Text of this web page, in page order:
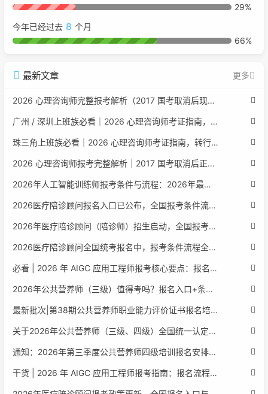
29%
今年已经过去 8 个月
66%
最新文章 更多
2026 心理咨询师完整报考解析（2017 国考取消后现行权威体系 + 避坑全指南）
广州 / 深圳上班族必看｜2026 心理咨询师考证指南，转行副业、情绪疏导双收益
珠三角上班族必看｜2026 心理咨询师考证指南，转行副业、情绪疏导双收益
2026 心理咨询师报考完整解析｜2017 国考取消后正规报考标准、流程避坑指南
2026年人工智能训练师报考条件与流程：2026年最新官方要求全面解读
2026医疗陪诊顾问报名入口已公布，全国报考条件流程政策全解析
2026年医疗陪诊顾问（陪诊师）招生启动，全国报考指南附报名官网
2026医疗陪诊顾问全国统考报名中，报考条件流程全攻略附报名入口
必看 | 2026 年 AIGC 应用工程师报考核心要点：报名费用、官网可查、行业认可度、补考规则全盘点
2026年公共营养师（三级）值得考吗？报名入口+条件+证书用途
最新批次|第38期公共营养师职业能力评价证书报名培训通知
关于2026年公共营养师（三级、四级）全国统一认定报名的服务通知
通知：2026年第三季度公共营养师四级培训报名安排正式发布
干货 | 2026 年 AIGC 应用工程师报考指南：报名流程、学历要求、培训课程、就业方向全梳理